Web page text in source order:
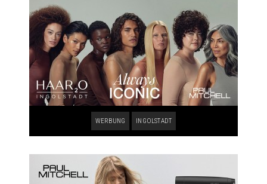
WERBUNG INGOLSTADT